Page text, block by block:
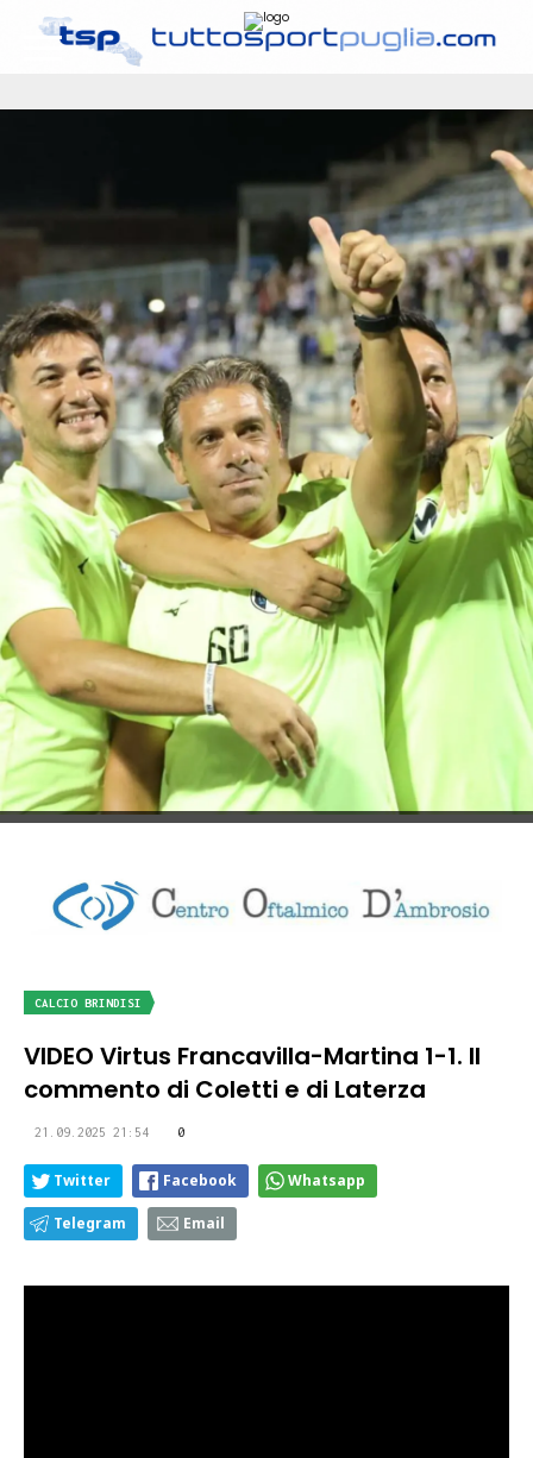
CALCIO BRINDISI
VIDEO Virtus Francavilla-Martina 1-1. Il
commento di Coletti e di Laterza
21.09.2025 21:54 0
Twitter Facebook Whatsapp
Telegram Email